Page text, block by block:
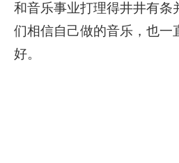
和音乐事业打理得井井有条
们相信自己做的音乐，也一
好。